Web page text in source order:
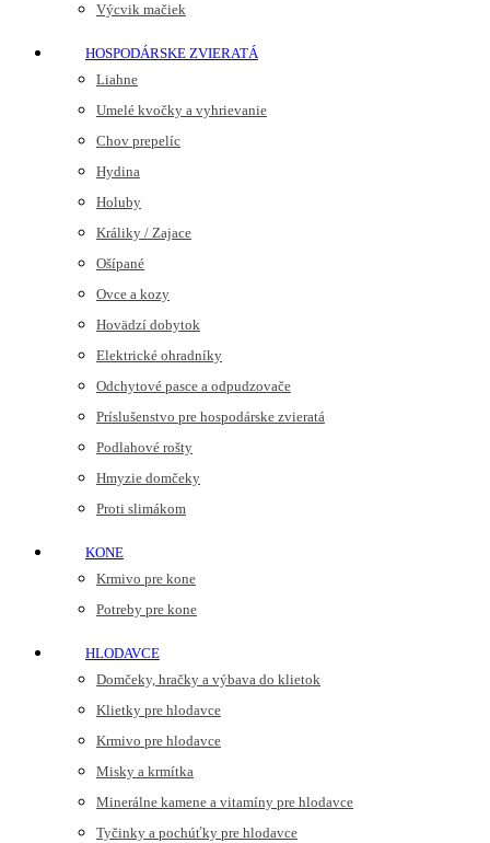
Výcvik mačiek
HOSPODÁRSKE ZVIERATÁ
Liahne
Umelé kvočky a vyhrievanie
Chov prepelíc
Hydina
Holuby
Králiky / Zajace
Ošípané
Ovce a kozy
Hovädzí dobytok
Elektrické ohradníky
Odchytové pasce a odpudzovače
Príslušenstvo pre hospodárske zvieratá
Podlahové rošty
Hmyzie domčeky
Proti slimákom
KONE
Krmivo pre kone
Potreby pre kone
HLODAVCE
Domčeky, hračky a výbava do klietok
Klietky pre hlodavce
Krmivo pre hlodavce
Misky a krmítka
Minerálne kamene a vitamíny pre hlodavce
Tyčinky a pochúťky pre hlodavce